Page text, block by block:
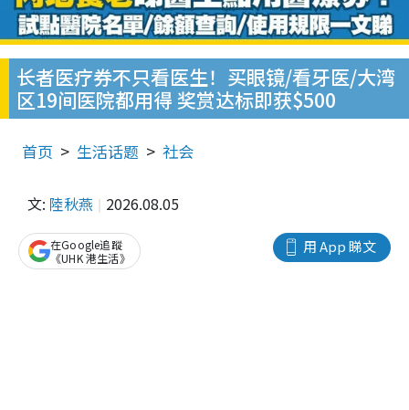
长者医疗券不只看医生！买眼镜/看牙医/大湾
区19间医院都用得 奖赏达标即获$500
首页 生活话题 社会
文: 陸秋燕 2026.08.05
用 App 睇文
在Google追蹤
《UHK 港生活》